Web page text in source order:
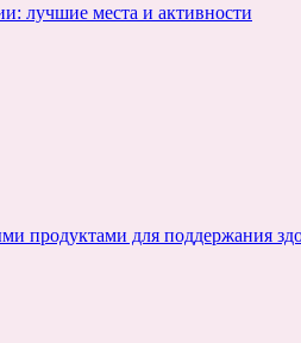
лучшие места и активности
продуктами для поддержания